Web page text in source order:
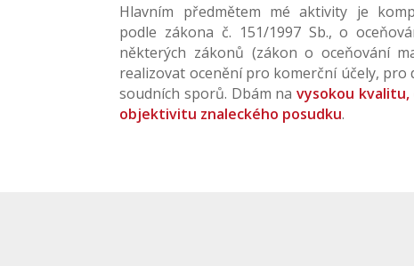
Hlavním předmětem mé aktivity je
podle zákona č. 151/1997 Sb., o
některých zákonů (zákon o oceňování
realizovat ocenění pro komerční účely, pro
soudních sporů. Dbám na vysokou
objektivitu znaleckého posudku.